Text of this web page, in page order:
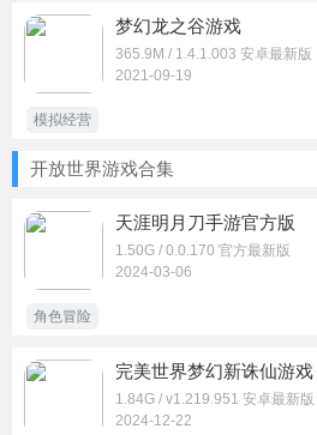
梦幻龙之谷游戏
365.9M / 1.4.1.003 安卓最新版
2021-09-19
模拟经营
开放世界游戏合集
天涯明月刀手游官方版
1.50G / 0.0.170 官方最新版
2024-03-06
角色冒险
完美世界梦幻新诛仙游戏
1.84G / v1.219.951 安卓最新版
2024-12-22